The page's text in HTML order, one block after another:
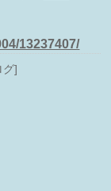
13237407/
グ]